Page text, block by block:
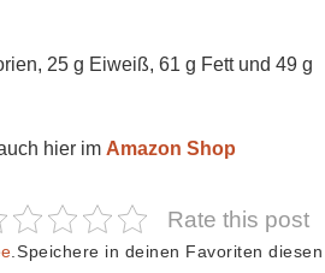
25 g Eiweiß, 61 g Fett und 49 g
hier im Amazon Shop
Rate this post
Speichere in deinen Favoriten diesen